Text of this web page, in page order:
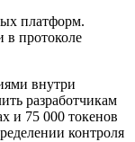
платформ.
в протоколе
внутри
разработчикам
и 75 000 токенов
контроля